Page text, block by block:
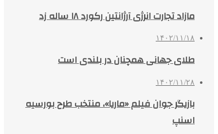
مازاد تجارت انرژی آرژانتین رکورد ۱۸ ساله زد
۱۴۰۲/۱۱/۱۸
طلای جهانی همچنان در بلندی است
۱۴۰۲/۱۱/۲۸
بازیگر جوان فیلم «ماریا»، منتخب طرح بورسیه
اسنپ